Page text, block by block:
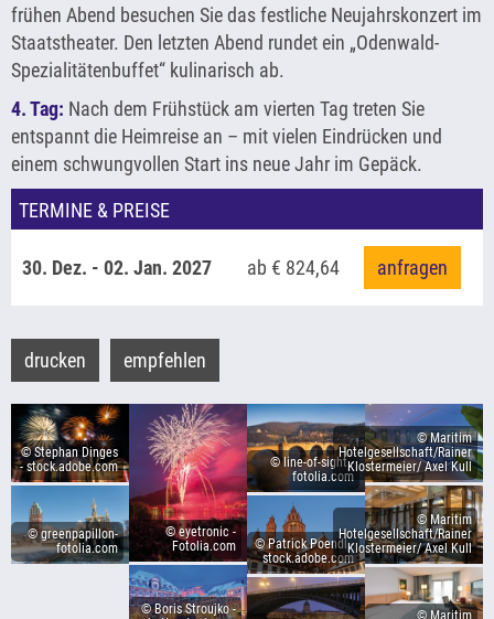
frühen Abend besuchen Sie das festliche Neujahrskonzert im
Staatstheater. Den letzten Abend rundet ein „Odenwald-
Spezialitätenbuffet“ kulinarisch ab.
4. Tag: Nach dem Frühstück am vierten Tag treten Sie
entspannt die Heimreise an – mit vielen Eindrücken und
einem schwungvollen Start ins neue Jahr im Gepäck.
TERMINE & PREISE
30. Dez. - 02. Jan. 2027 ab € 824,64 anfragen
drucken empfehlen
© Stephan Dinges
- stock.adobe.com
© greenpapillon-
fotolia.com
© eyetronic -
Fotolia.com
© Boris Stroujko -
© line-of-sight -
fotolia.com
© Patrick Poendl -
stock.adobe.com
© Maritim
Hotelgesellschaft/Rainer
Klostermeier/ Axel Kull
© Maritim
Hotelgesellschaft/Rainer
Klostermeier/ Axel Kull
© Maritim